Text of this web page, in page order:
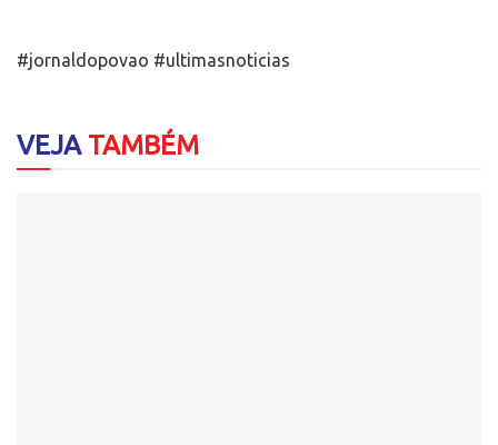
#jornaldopovao #ultimasnoticias
VEJATAMBÉM